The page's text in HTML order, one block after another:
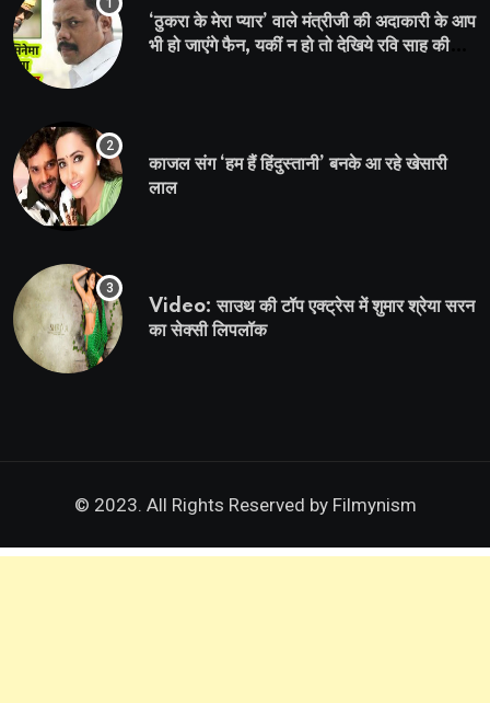
‘ठुकरा के मेरा प्यार’ वाले मंत्रीजी की अदाकारी के आप
भी हो जाएंगे फैन, यकीं न हो तो देखिये रवि साह की
काजल संग ‘हम हैं हिंदुस्तानी’ बनके आ रहे खेसारी
लाल
Video: साउथ की टॉप एक्ट्रेस में शुमार श्रेया सरन
का सेक्सी लिपलॉक
© 2023. All Rights Reserved byFilmynism